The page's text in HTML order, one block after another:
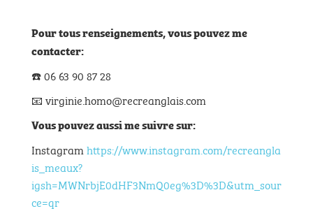
Pour tous renseignements, vous pouvez me
contacter:
☎️ 06 63 90 87 28
📧 virginie.homo@recreanglais.com
Vous pouvez aussi me suivre sur:
Instagramhttps://www.instagram.com/recreangla
is_meaux?
igsh=MWNrbjE0dHF3NmQ0eg%3D%3D&utm_sour
ce=qr